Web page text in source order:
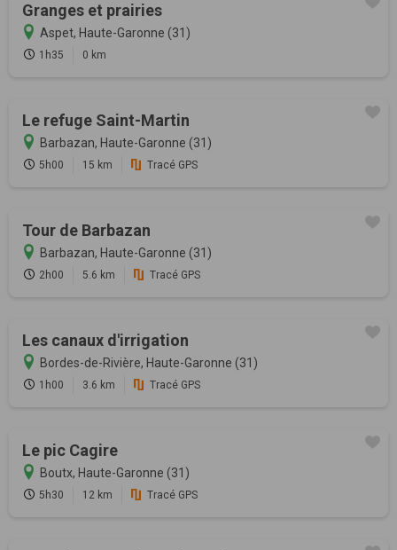
Granges et prairies
Aspet, Haute-Garonne (31)
1h35 0 km
Le refuge Saint-Martin
Barbazan, Haute-Garonne (31)
5h00 15 km Tracé GPS
Tour de Barbazan
Barbazan, Haute-Garonne (31)
2h00 5.6 km Tracé GPS
Les canaux d'irrigation
Bordes-de-Rivière, Haute-Garonne (31)
1h00 3.6 km Tracé GPS
Le pic Cagire
Boutx, Haute-Garonne (31)
5h30 12 km Tracé GPS